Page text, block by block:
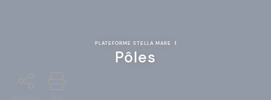
PLATEFORME STELLA MARE |
Pôles